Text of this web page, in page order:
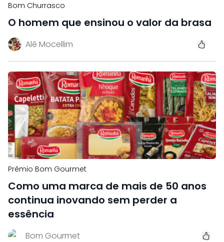
Bom Churrasco
O homem que ensinou o valor da brasa
Alê Mocellim
Prêmio Bom Gourmet
Como uma marca de mais de 50 anos
continua inovando sem perder a
essência
Bom Gourmet